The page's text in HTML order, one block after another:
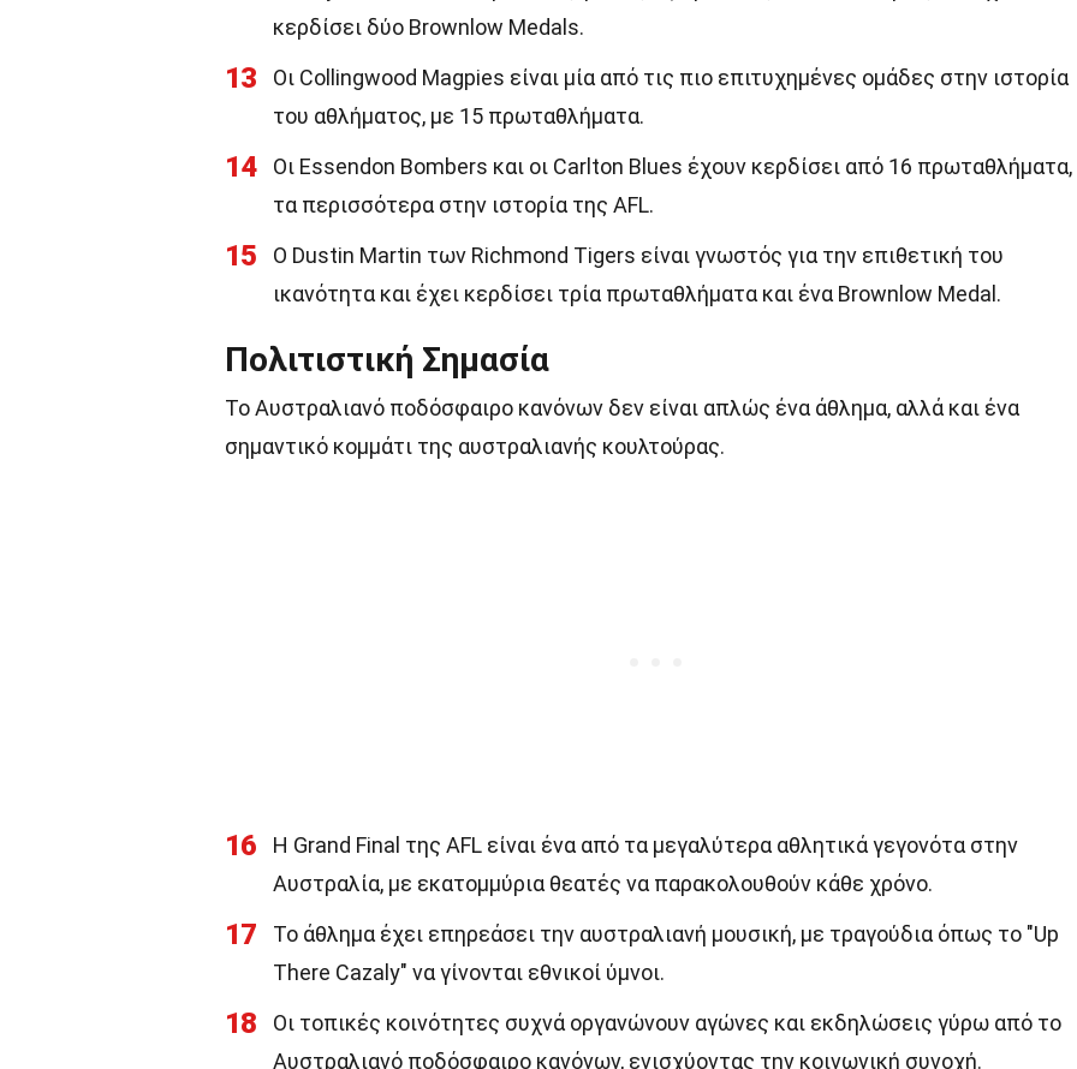
κερδίσει δύο Brownlow Medals.
13
Οι Collingwood Magpies είναι μία από τις πιο επιτυχημένες ομάδες στην ιστορία
του αθλήματος, με 15 πρωταθλήματα.
14
Οι Essendon Bombers και οι Carlton Blues έχουν κερδίσει από 16 πρωταθλήματα,
τα περισσότερα στην ιστορία της AFL.
15
Ο Dustin Martin των Richmond Tigers είναι γνωστός για την επιθετική του
ικανότητα και έχει κερδίσει τρία πρωταθλήματα και ένα Brownlow Medal.
Πολιτιστική Σημασία
Το Αυστραλιανό ποδόσφαιρο κανόνων δεν είναι απλώς ένα άθλημα, αλλά και ένα
σημαντικό κομμάτι της αυστραλιανής κουλτούρας.
16
Η Grand Final της AFL είναι ένα από τα μεγαλύτερα αθλητικά γεγονότα στην
Αυστραλία, με εκατομμύρια θεατές να παρακολουθούν κάθε χρόνο.
17
Το άθλημα έχει επηρεάσει την αυστραλιανή μουσική, με τραγούδια όπως το "Up
There Cazaly" να γίνονται εθνικοί ύμνοι.
18
Οι τοπικές κοινότητες συχνά οργανώνουν αγώνες και εκδηλώσεις γύρω από το
Αυστραλιανό ποδόσφαιρο κανόνων, ενισχύοντας την κοινωνική συνοχή.